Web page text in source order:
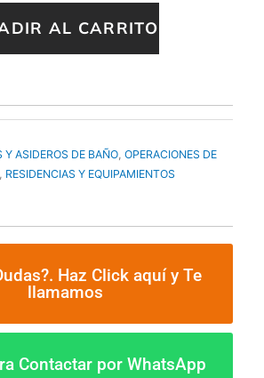
AL CARRITO
Y ASIDEROS DE BAÑO OPERACIONES DE
RESIDENCIAS Y EQUIPAMIENTOS
Haz Click aquí y Te
llamamos
Contactar por WhatsApp